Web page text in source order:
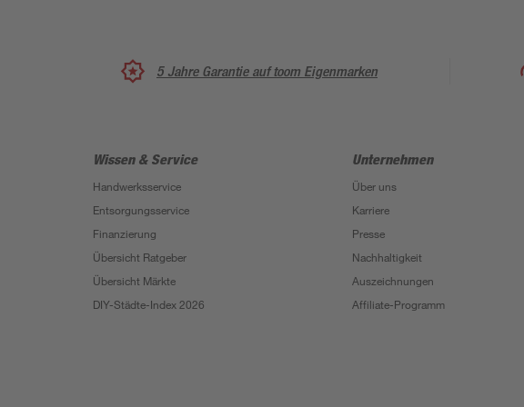
5 Jahre Garantie auf toom Eigenmarken
Wissen & Service
Handwerksservice
Entsorgungsservice
Finanzierung
Übersicht Ratgeber
Übersicht Märkte
DIY-Städte-Index 2026
Unternehmen
Über uns
Karriere
Presse
Nachhaltigkeit
Auszeichnungen
Affiliate-Programm